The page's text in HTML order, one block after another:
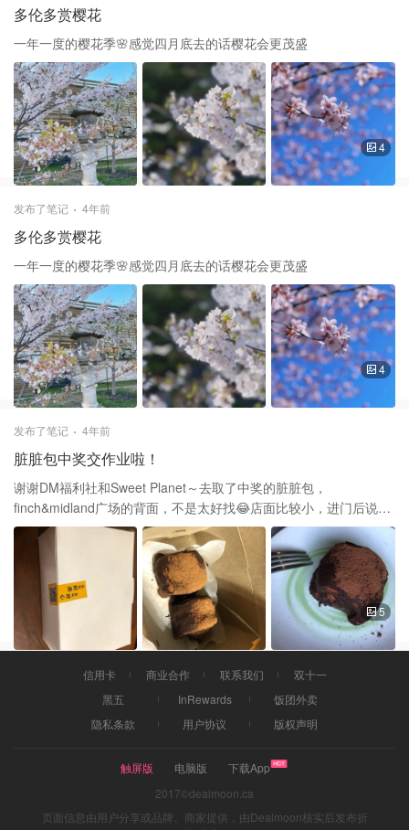
多伦多赏樱花
一年一度的樱花季🌸感觉四月底去的话樱花会更茂盛
4
发布了笔记 4年前
多伦多赏樱花
一年一度的樱花季🌸感觉四月底去的话樱花会更茂盛
4
发布了笔记 4年前
脏脏包中奖交作业啦！
谢谢DM福利社和Sweet Planet～去取了中奖的脏脏包，
finch&midland广场的背面，不是太好找😂店面比较小，进门后说领
取脏脏包。店员就刷了一下中奖的二维码，然后把已经包装好的脏
脏包给我了，并且提示说不需要放冰箱，吃之前微波炉热5-10秒更
好。我是拿回家第二天才吃的，微波炉加热了7秒，味道不错，夹心
不算太多，没有流心状态，巧克力味挺浓的，不算太甜，口感比较
像巧克力夹心牛角包。感觉还是拿回家立刻吃会更好一些😁
5
信用卡 商业合作 联系我们
双十一
黑五
InRewards
饭团外卖
隐私条款
用户协议 版权声明
触屏版 电脑版
下载App
2017©dealmoon.ca
页面信息由用户分享或品牌、商家提供，由Dealmoon核实后发布折